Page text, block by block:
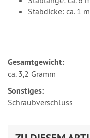
Stabdicke: ca. 1
Gesamtgewicht:
ca. 3,2 Gramm
Sonstiges:
Schraubverschluss